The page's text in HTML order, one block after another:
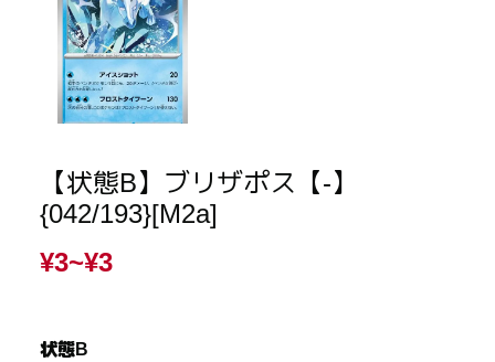
【状態B】ブリザポス【-】
{042/193}[M2a]
¥3~¥3
状態B